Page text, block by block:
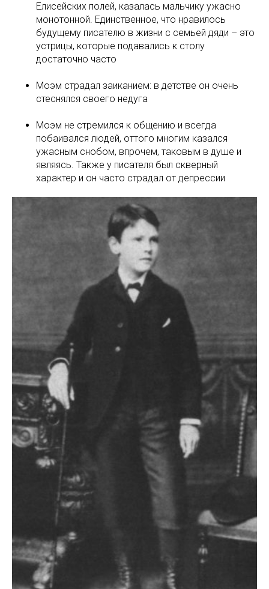
Елисейских полей, казалась мальчику ужасно
монотонной. Единственное, что нравилось
будущему писателю в жизни с семьей дяди – это
устрицы, которые подавались к столу
достаточно часто
Моэм страдал заиканием: в детстве он очень
стеснялся своего недуга
Моэм не стремился к общению и всегда
побаивался людей, оттого многим казался
ужасным снобом, впрочем, таковым в душе и
являясь. Также у писателя был скверный
характер и он часто страдал от депрессии